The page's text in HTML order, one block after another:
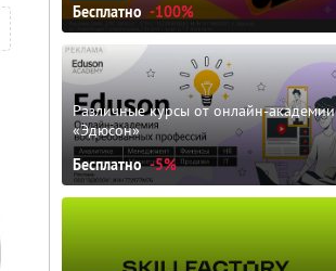
Бесплатно -100%
Различные курсы от онлайн-академии
«Эдюсон»
Бесплатно -5%